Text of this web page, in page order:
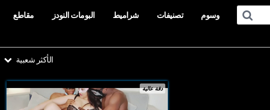
مقاطع البومات النودز شراميط تصنيفات وسوم
الأكثر شعبية
دقة عالية